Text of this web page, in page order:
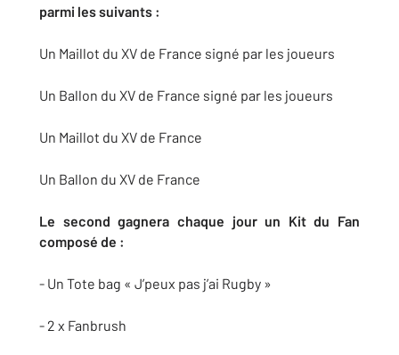
parmi les suivants :
Un Maillot du XV de France signé par les joueurs
Un Ballon du XV de France signé par les joueurs
Un Maillot du XV de France
Un Ballon du XV de France
Le second gagnera chaque jour un Kit du Fan
composé de :
- Un Tote bag « J’peux pas j’ai Rugby »
- 2 x Fanbrush